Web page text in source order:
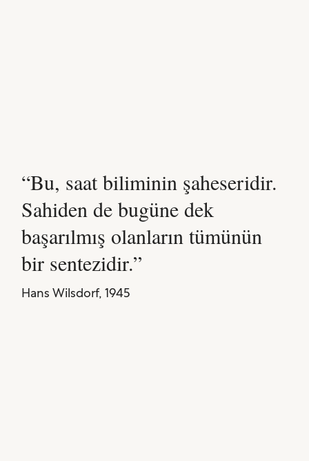
Bu, saat biliminin şaheseridir.
Sahiden de bugüne dek
başarılmış olanların tümünün
bir sentezidir.
Hans Wilsdorf, 1945